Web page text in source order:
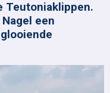
Teutoniaklippen.
een